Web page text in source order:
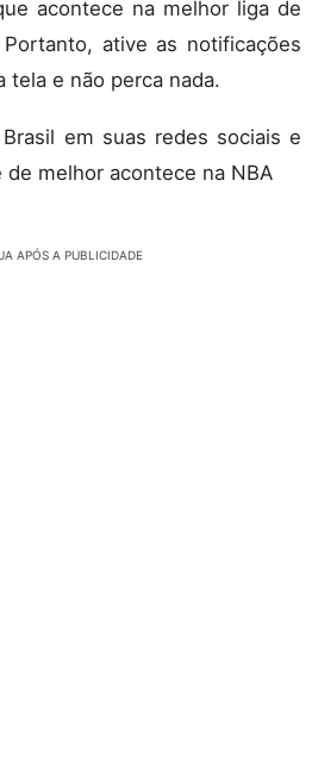
acontece na melhor liga de
ative as notificações
tela e não perca nada.
em suas redes sociais e
melhor acontece na NBA
APÓS A PUBLICIDADE